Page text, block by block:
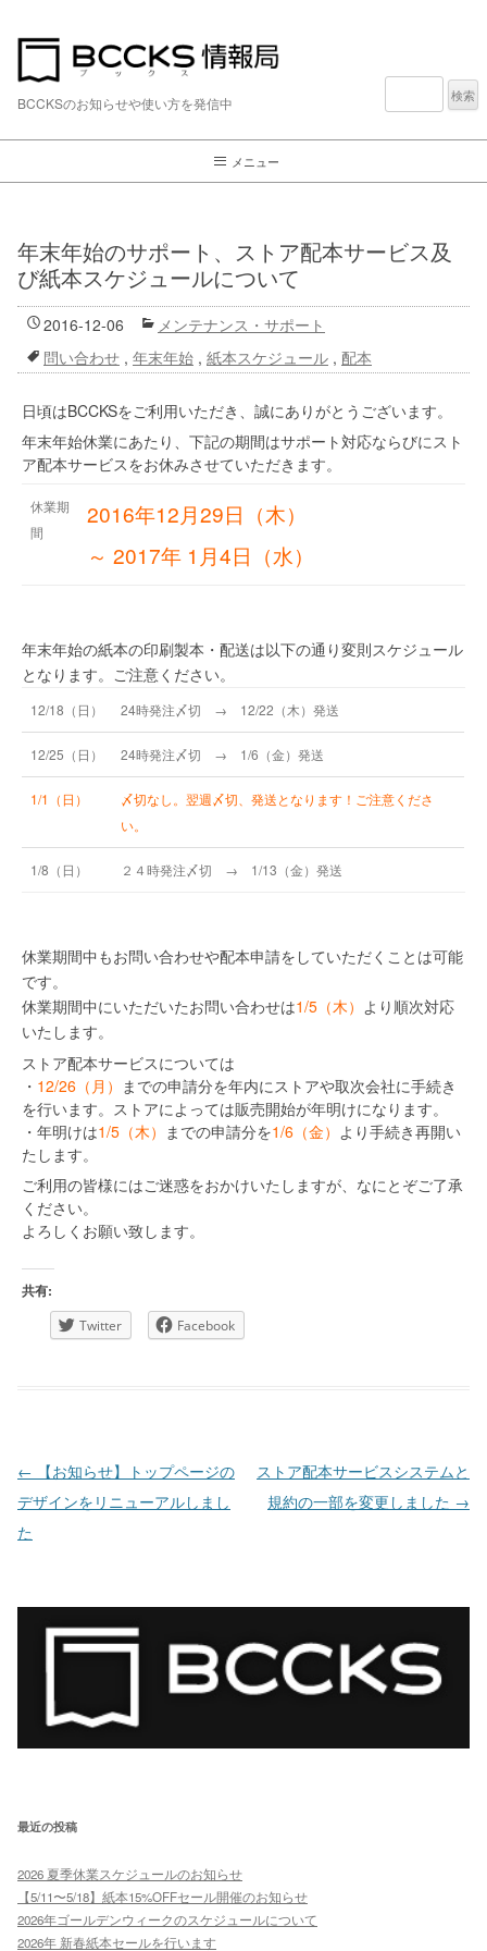
BCCKSのお知らせや使い方を発信中
検
メニュー
年末年始のサポート、ストア配本サービス及
び紙本スケジュールについて
2016-12-06
メンテナンス・サポート
問い合わせ , 年末年始 , 紙本スケジュール , 配本
日頃はBCCKSをご利用いただき、誠にありがとうございます。
年末年始休業にあたり、下記の期間はサポート対応ならびにスト
ア配本サービスをお休みさせていただきます。
休業期
間
2016年12月29日（木）
～ 2017年 1月4日（水）
年末年始の紙本の印刷製本・配送は以下の通り変則スケジュール
となります。ご注意ください。
12/18（日） 24時発注〆切 → 12/22（木）発送
12/25（日） 24時発注〆切 → 1/6（金）発送
1/1（日）
〆切なし。翌週〆切、発送となります！ご注意くださ
い。
1/8（日） ２４時発注〆切 → 1/13（金）発送
休業期間中もお問い合わせや配本申請をしていただくことは可能
です。
休業期間中にいただいたお問い合わせは1/5（木） より順次対応
いたします。
ストア配本サービスについては
・ 12/26（月） までの申請分を年内にストアや取次会社に手続き
を行います。ストアによっては販売開始が年明けになります。
・年明けは1/5（木） までの申請分を1/6（金） より手続き再開い
たします。
ご利用の皆様にはご迷惑をおかけいたしますが、なにとぞご了承
ください。
よろしくお願い致します。
共有:
Twitter Facebook
投稿ナビゲーション
← 【お知らせ】トップページの
デザインをリニューアルしまし
た
ストア配本サービスシステムと
規約の一部を変更しました →
最近の投稿
2026 夏季休業スケジュールのお知らせ
【5/11〜5/18】紙本15%OFFセール開催のお知らせ
2026年ゴールデンウィークのスケジュールについて
2026年 新春紙本セールを行います